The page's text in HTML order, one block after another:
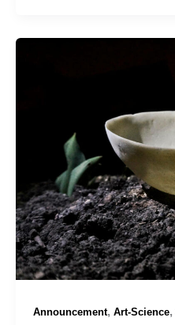
Announcement, Art-Science,